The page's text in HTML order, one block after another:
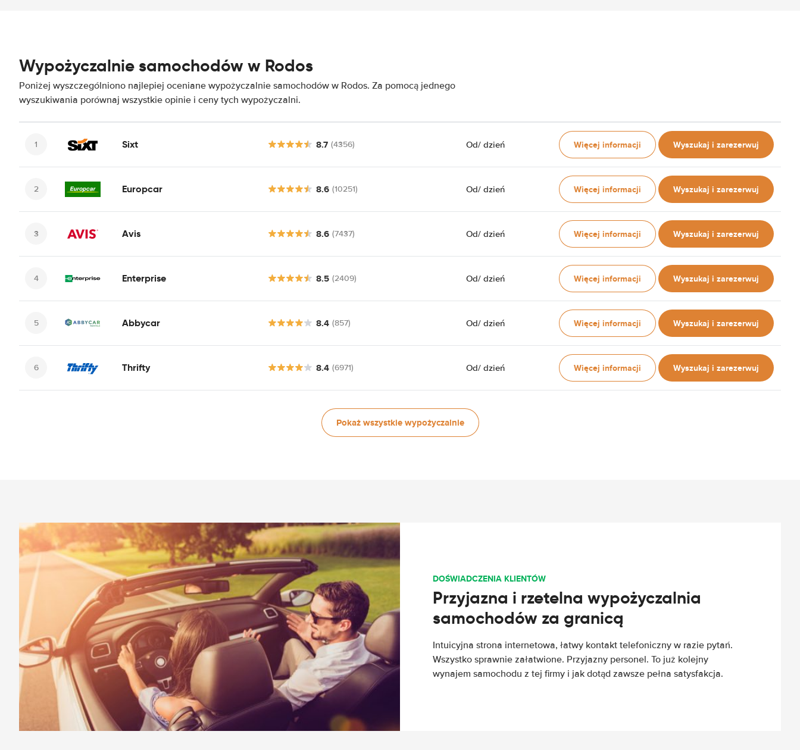
Wypożyczalnie samochodów w Rodos
Poniżej wyszczególniono najlepiej oceniane wypożyczalnie samochodów w Rodos. Za pomocą jednego
wyszukiwania porównaj wszystkie opinie i ceny tych wypożyczalni.
Sixt 8.7 (4356) Od/ dzień Więcej informacji Wyszukaj i zarezerwuj
Europcar 8.6 (10251) Od/ dzień Więcej informacji Wyszukaj i zarezerwuj
Avis 8.6 (7437) Od/ dzień Więcej informacji Wyszukaj i zarezerwuj
Enterprise 8.5 (2409) Od/ dzień Więcej informacji Wyszukaj i zarezerwuj
Abbycar 8.4 (857) Od/ dzień Więcej informacji Wyszukaj i zarezerwuj
Thrifty 8.4 (6971) Od/ dzień Więcej informacji Wyszukaj i zarezerwuj
Pokaż wszystkie wypożyczalnie
DOŚWIADCZENIA KLIENTÓW
Przyjazna i rzetelna wypożyczalnia
samochodów za granicą
Intuicyjna strona internetowa, łatwy kontakt telefoniczny w razie pytań.
Wszystko sprawnie załatwione. Przyjazny personel. To już kolejny
wynajem samochodu z tej firmy i jak dotąd zawsze pełna satysfakcja.